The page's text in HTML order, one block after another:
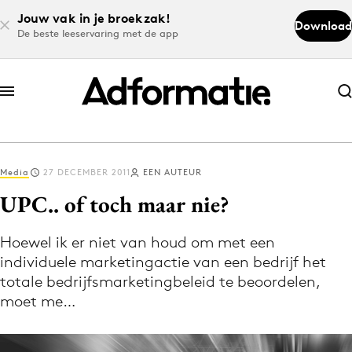
Jouw vak in je broekzak!
De beste leeservaring met de app
Download
Abonneer nu
Abonneer nu
Log in
Download de app
Volg het laatste nieuws via de Adformatie
Nieuws app
Media 27 DECEMBER 2011 EEN AUTEUR
UPC.. of toch maar nie?
Hoewel ik er niet van houd om met een
individuele marketingactie van een bedrijf het
totale bedrijfsmarketingbeleid te beoordelen,
moet me…